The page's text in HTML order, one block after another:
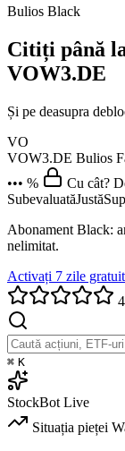
Bulios Black
Citiți până
VOW3.DE
Și pe deasupra
VO
VOW3.DE Bulios
••• %
Cu cât?
SubevaluatăJustă
Abonament Black:
nelimitat.
Activați 7 zile gratuit
⌘ K
StockBot Live
Situația pieței